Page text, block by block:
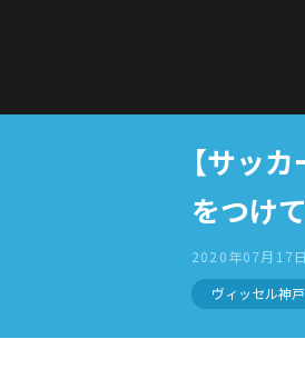
【サッ
をつけて
2020年07月17
ヴィッセル神戸